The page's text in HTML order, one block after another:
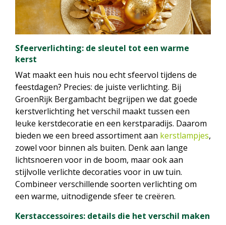
Sfeerverlichting: de sleutel tot een warme
kerst
Wat maakt een huis nou echt sfeervol tijdens de
feestdagen? Precies: de juiste verlichting. Bij
GroenRijk Bergambacht begrijpen we dat goede
kerstverlichting het verschil maakt tussen een
leuke kerstdecoratie en een kerstparadijs. Daarom
bieden we een breed assortiment aan kerstlampjes,
zowel voor binnen als buiten. Denk aan lange
lichtsnoeren voor in de boom, maar ook aan
stijlvolle verlichte decoraties voor in uw tuin.
Combineer verschillende soorten verlichting om
een warme, uitnodigende sfeer te creëren.
Kerstaccessoires: details die het verschil maken